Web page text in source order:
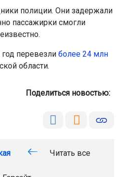
полиции. Они задержали
пассажирки смогли
перевезли более 24 млн
области.
Поделиться новостью:
Читать все